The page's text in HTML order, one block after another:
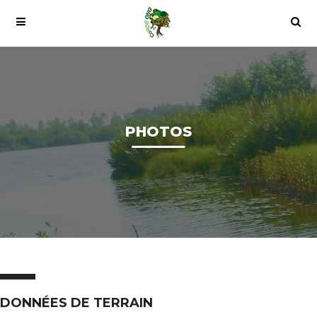
PHOTOS
DONNÉES DE TERRAIN